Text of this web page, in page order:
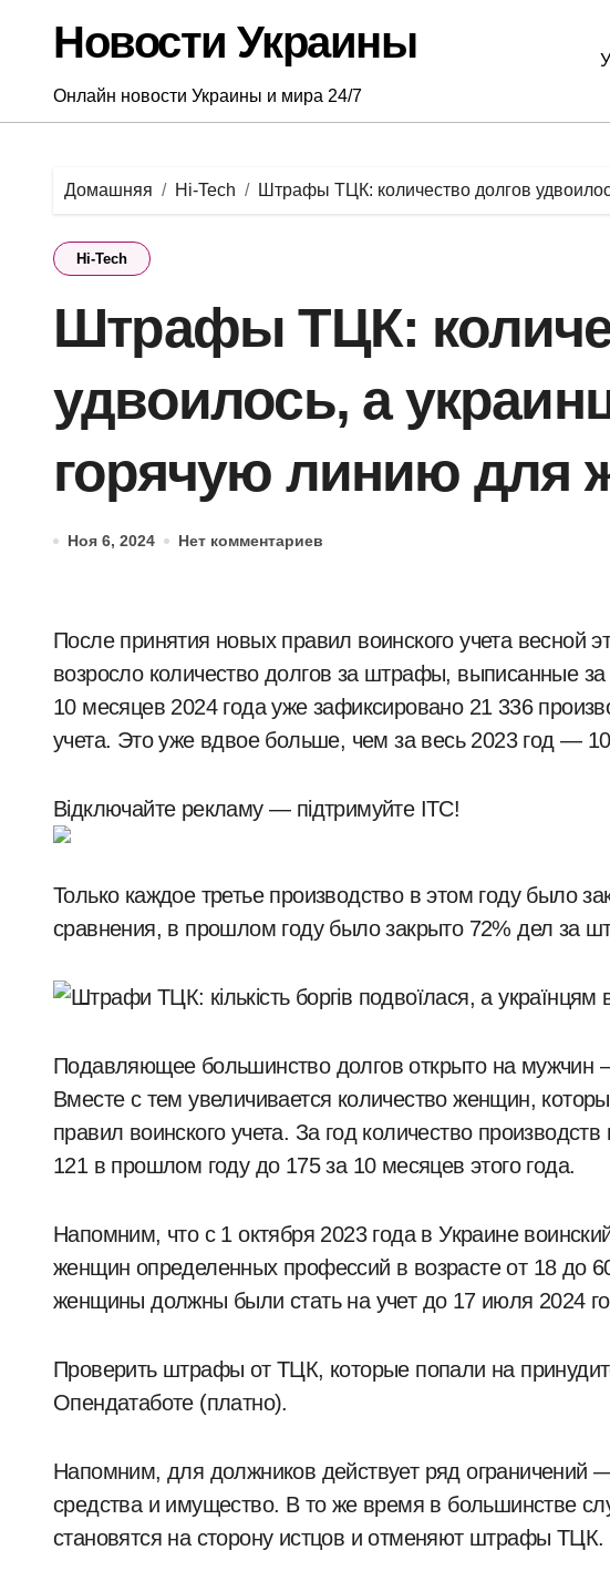
содержаниюНовости Украины
Онлайн новости Украины и мира 24/7
Домашняя Hi-Tech Штрафы ТЦК: количество долгов
Hi-Tech
Штрафы ТЦК:
удвоилось, а
горячую линию для
Ноя 6, 2024 Нет комментариев
После принятия новых правил воинского учета весной этого года в Украине значительно
возросло количество долгов за штрафы, выписанные
10 месяцев 2024 года уже зафиксировано 21 336
учета. Это уже вдвое больше, чем за весь 2023 год —
Відключайте рекламу — підтримуйте ITC!
Только каждое третье производство в этом году было
сравнения, в прошлом году было закрыто 72% дел за
Подавляющее большинство долгов открыто на мужчин
Вместе с тем увеличивается количество женщин,
правил воинского учета. За год количество
121 в прошлом году до 175 за 10 месяцев этого года.
Напомним, что с 1 октября 2023 года в Украине
женщин определенных профессий в возрасте от 18 до
женщины должны были стать на учет до 17 июля 2024
Проверить штрафы от ТЦК, которые попали на
Опендатаботе (платно).
Напомним, для должников действует ряд ограничений
средства и имущество. В то же время в большинстве
становятся на сторону истцов и отменяют штрафы ТЦК.